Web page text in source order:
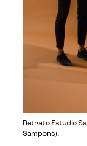
Retrato Estudio
Sampons).